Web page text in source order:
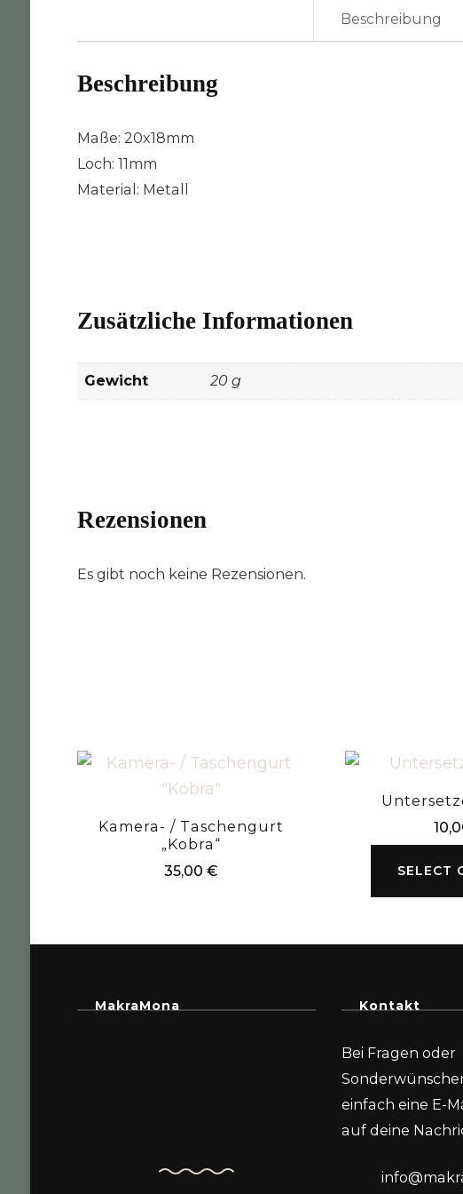
Beschreibung
Beschreibung
Maße: 20x18mm
Loch: 11mm
Material: Metall
Zusätzliche Informationen
Gewicht 20 g
Rezensionen
Es gibt noch keine Rezensionen.
Kamera- / Taschengurt
„Kobra“
35,00€ SELECT
MakraMona Kontakt
Bei Fragen oder
einfach eine E-
auf deine